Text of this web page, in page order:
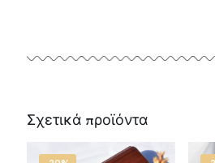
Σχετικά προϊόντα